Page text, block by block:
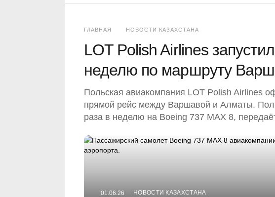
ГЛАВНАЯ НОВОСТИ КАЗАХСТАНА
LOT Polish Airlines
неделю по маршруту
Польская авиакомпания LOT Polish Airlines
прямой рейс между Варшавой и Алматы.
раза в неделю на Boeing 737 MAX 8,
01.06.26 НОВОСТИ КАЗАХСТАНА